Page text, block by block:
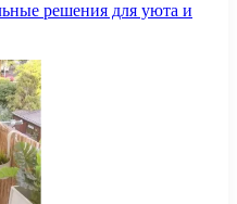
решения для уюта и